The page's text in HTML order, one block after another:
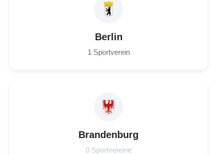
Berlin
1 Sportverein
Brandenburg
0 Sportvereine